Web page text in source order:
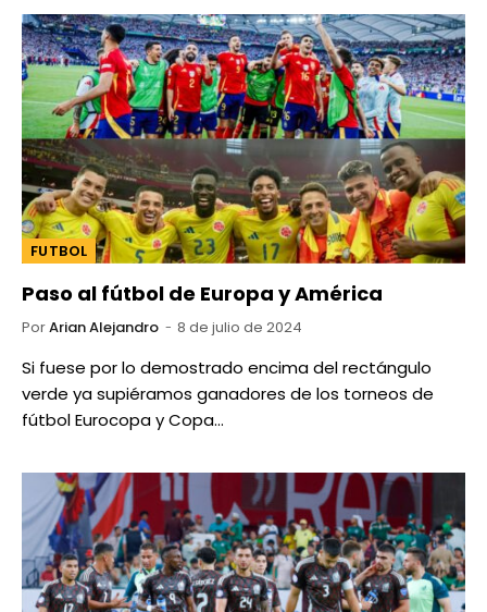
FUTBOL
Paso al fútbol de Europa y América
PorArian Alejandro 8 de julio de 2024
Si fuese por lo demostrado encima del rectángulo
verde ya supiéramos ganadores de los torneos de
fútbol Eurocopa y Copa…